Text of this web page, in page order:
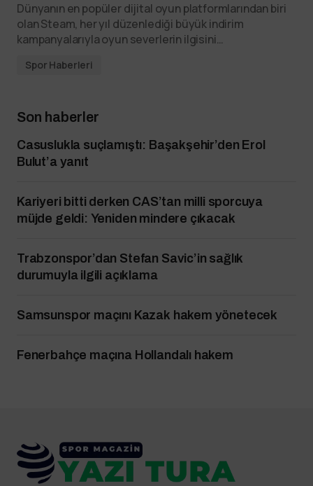
Dünyanın en popüler dijital oyun platformlarından biri
olan Steam, her yıl düzenlediği büyük indirim
kampanyalarıyla oyun severlerin ilgisini…
Spor Haberleri
Son haberler
Casuslukla suçlamıştı: Başakşehir’den Erol
Bulut’a yanıt
Kariyeri bitti derken CAS’tan milli sporcuya
müjde geldi: Yeniden mindere çıkacak
Trabzonspor’dan Stefan Savic’in sağlık
durumuyla ilgili açıklama
Samsunspor maçını Kazak hakem yönetecek
Fenerbahçe maçına Hollandalı hakem